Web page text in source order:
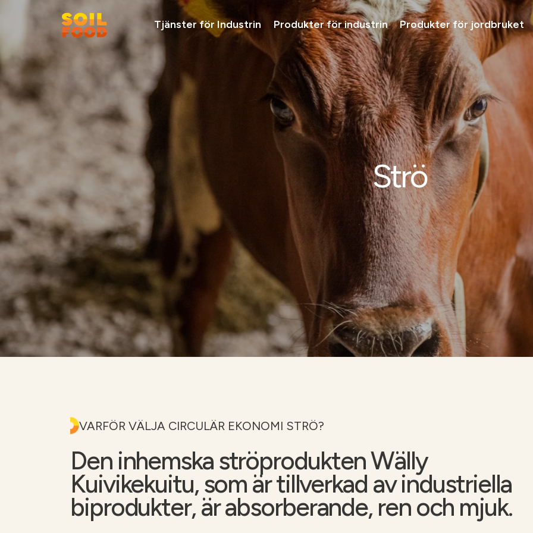
Tjänster för Industrin Produkter för industrin Produkter för jordbruket
Vi rekommenderar
cirkulära
kalkprodukter
Tjänster för
skogsindustrin
Gödslingskalkylator Kalkräknare Soilfood webbutik
Ta
Strö
VARFÖR VÄLJA CIRCULÄR EKONOMI STRÖ?
Den inhemska ströprodukten Wälly
Kuivikekuitu, som är tillverkad av industriella
biprodukter, är absorberande, ren och mjuk.